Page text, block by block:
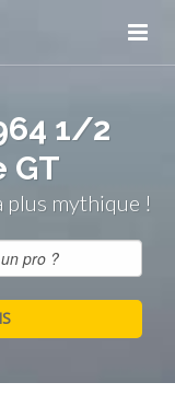
1/2
GT
plus mythique !